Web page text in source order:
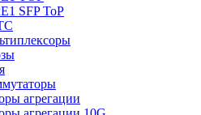
SFP ToP
агрегации